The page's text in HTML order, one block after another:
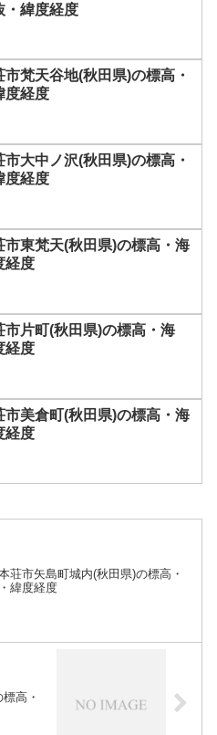
・緯度経度
市梵天谷地(秋田県)の標高・
度経度
市大中ノ沢(秋田県)の標高・
度経度
市東梵天(秋田県)の標高・海
経度
市片町(秋田県)の標高・海
経度
市美倉町(秋田県)の標高・海
経度
荘市矢島町城内(秋田県)の標高・
緯度経度
高・